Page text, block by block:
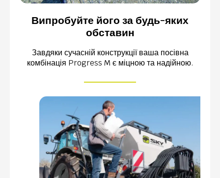
Випробуйте його за будь-яких
обставин
Завдяки сучасній конструкції ваша посівна
комбінація Progress M є міцною та надійною.